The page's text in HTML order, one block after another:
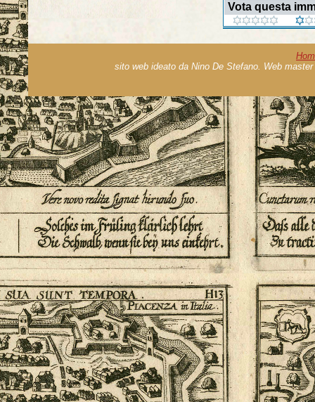
Vota questa
sito web ideato da Nino De Stefano. Web